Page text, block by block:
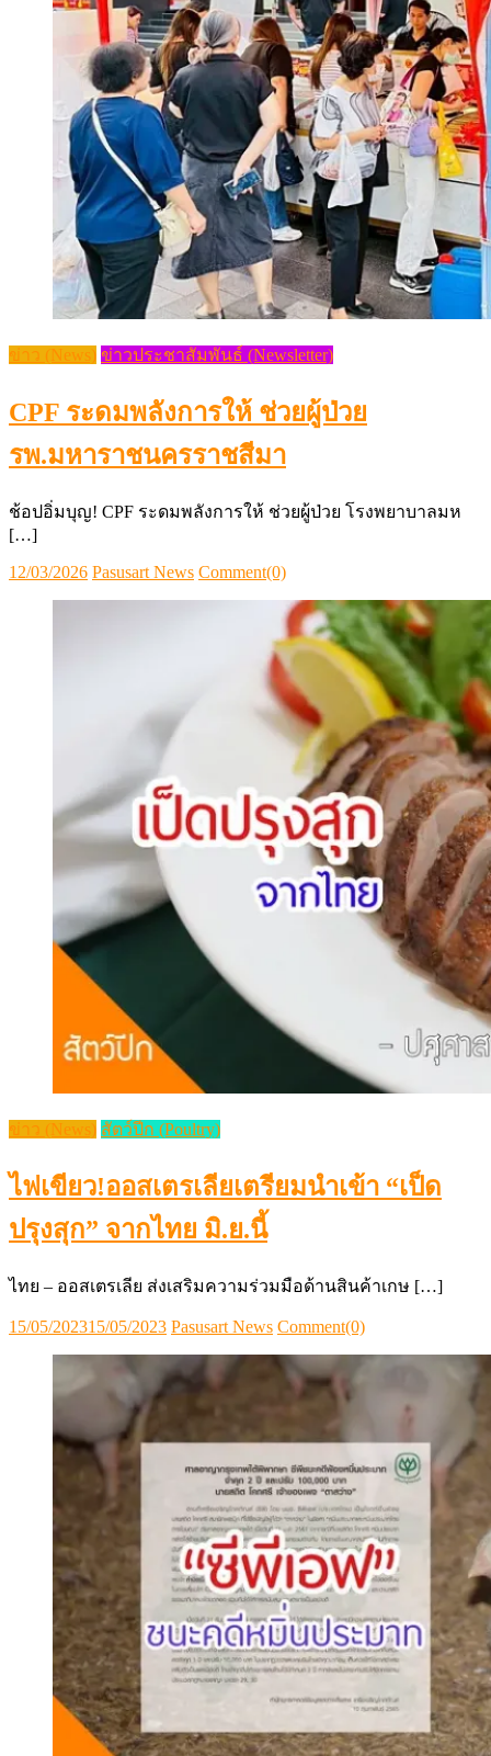
ข่าว (News) ข่าวประชาสัมพันธ์ (Newsletter)
CPF ระดมพลังการให้ ช่วยผู้ป่วย
รพ.มหาราชนครราชสีมา
ช้อปอิ่มบุญ! CPF ระดมพลังการให้ ช่วยผู้ป่วย โรงพยาบาลมห
[…]
Posted
12/03/2026 Author
Pasusart News Comment(0)
ข่าว (News) สัตว์ปีก (Poultry)
ไฟเขียว!ออสเตรเลียเตรียมนำเข้า “เป็ด
ปรุงสุก” จากไทย มิ.ย.นี้
ไทย – ออสเตรเลีย ส่งเสริมความร่วมมือด้านสินค้าเกษ […]
Posted
15/05/202315/05/2023 Author
Pasusart News Comment(0)